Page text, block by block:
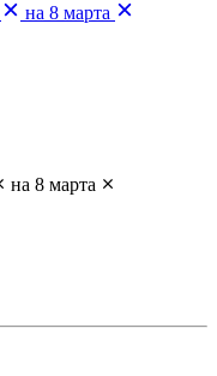
на 8 марта
на 8 марта